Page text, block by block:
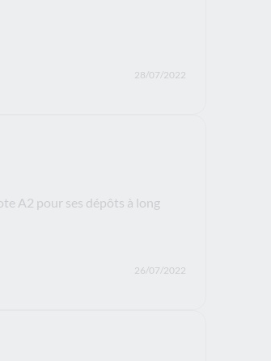
28/07/2022
A2 pour ses dépôts à long
26/07/2022